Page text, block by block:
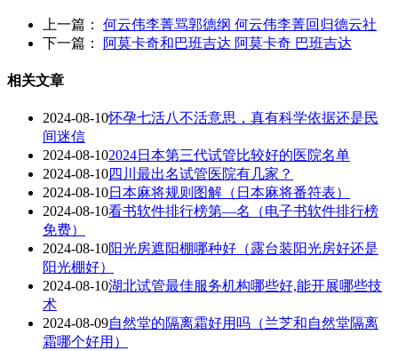
上一篇： 何云伟李菁骂郭德纲 何云伟李菁回归德云社
下一篇：
阿莫卡奇和巴班吉达 阿莫卡奇 巴班吉达
相关文章
2024-08-10怀孕七活八不活意思，真有科学依据还是民
间迷信
2024-08-102024日本第三代试管比较好的医院名单
2024-08-10四川最出名试管医院有几家？
2024-08-10日本麻将规则图解（日本麻将番符表）
2024-08-10看书软件排行榜第—名（电子书软件排行榜
免费）
2024-08-10阳光房遮阳棚哪种好（露台装阳光房好还是
阳光棚好）
2024-08-10湖北试管最佳服务机构哪些好,能开展哪些技
术
2024-08-09自然堂的隔离霜好用吗（兰芝和自然堂隔离
霜哪个好用）